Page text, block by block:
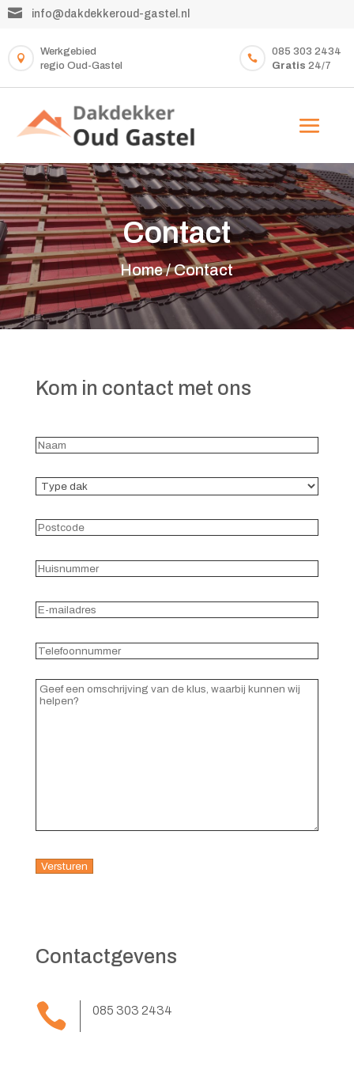
 info@dakdekkeroud-gastel.nl

Werkgebied
regio Oud-Gastel

085 303 2434
Gratis 24/7
Contact
Home /Contact
Kom in contact met ons
Naam
Type
Postcode
Huisnummer
E-
Telefoonnummer
Reacties(Vereist)
Contactgevens
 085 303 2434